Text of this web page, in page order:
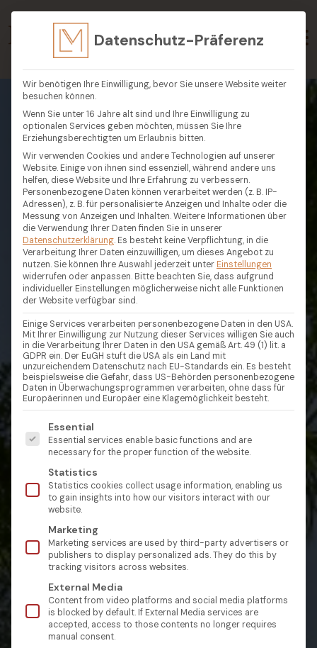
Datenschutz-Präferenz
Wir benötigen Ihre Einwilligung, bevor Sie unsere Website weiter
besuchen können.
Wenn Sie unter 16 Jahre alt sind und Ihre Einwilligung zu
optionalen Services geben möchten, müssen Sie Ihre
Erziehungsberechtigten um Erlaubnis bitten.
Wir verwenden Cookies und andere Technologien auf unserer
Website. Einige von ihnen sind essenziell, während andere uns
helfen, diese Website und Ihre Erfahrung zu verbessern.
Personenbezogene Daten können verarbeitet werden (z. B. IP-
Adressen), z. B. für personalisierte Anzeigen und Inhalte oder die
Messung von Anzeigen und Inhalten.Weitere Informationen über
die Verwendung Ihrer Daten finden Sie in unserer
Datenschutzerklärung. Es besteht keine Verpflichtung, in die
Verarbeitung Ihrer Daten einzuwilligen, um dieses Angebot zu
nutzen. Sie können Ihre Auswahl jederzeit unter Einstellungen
widerrufen oder anpassen. Bitte beachten Sie, dass aufgrund
individueller Einstellungen möglicherweise nicht alle Funktionen
der Website verfügbar sind.
Einige Services verarbeiten personenbezogene Daten in den USA.
Mit Ihrer Einwilligung zur Nutzung dieser Services willigen Sie auch
in die Verarbeitung Ihrer Daten in den USA gemäß Art. 49 (1) lit. a
GDPR ein. Der EuGH stuft die USA als ein Land mit
unzureichendem Datenschutz nach EU-Standards ein. Es besteht
beispielsweise die Gefahr, dass US-Behörden personenbezogene
Daten in Überwachungsprogrammen verarbeiten, ohne dass für
Europäerinnen und Europäer eine Klagemöglichkeit besteht.
Es folgt eine Liste der Service-Gruppen, für die eine
Essential
Essential services enable basic functions and are
necessary for the proper function of the website.
Statistics
Statistics cookies collect usage information, enabling us
to gain insights into how our visitors interact with our
website.
Marketing
Marketing services are used by third-party advertisers or
publishers to display personalized ads. They do this by
tracking visitors across websites.
External Media
Content from video platforms and social media platforms
is blocked by default. If External Media services are
accepted, access to those contents no longer requires
manual consent.